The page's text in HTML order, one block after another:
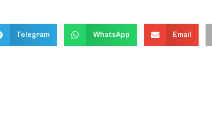
Telegram WhatsApp Email